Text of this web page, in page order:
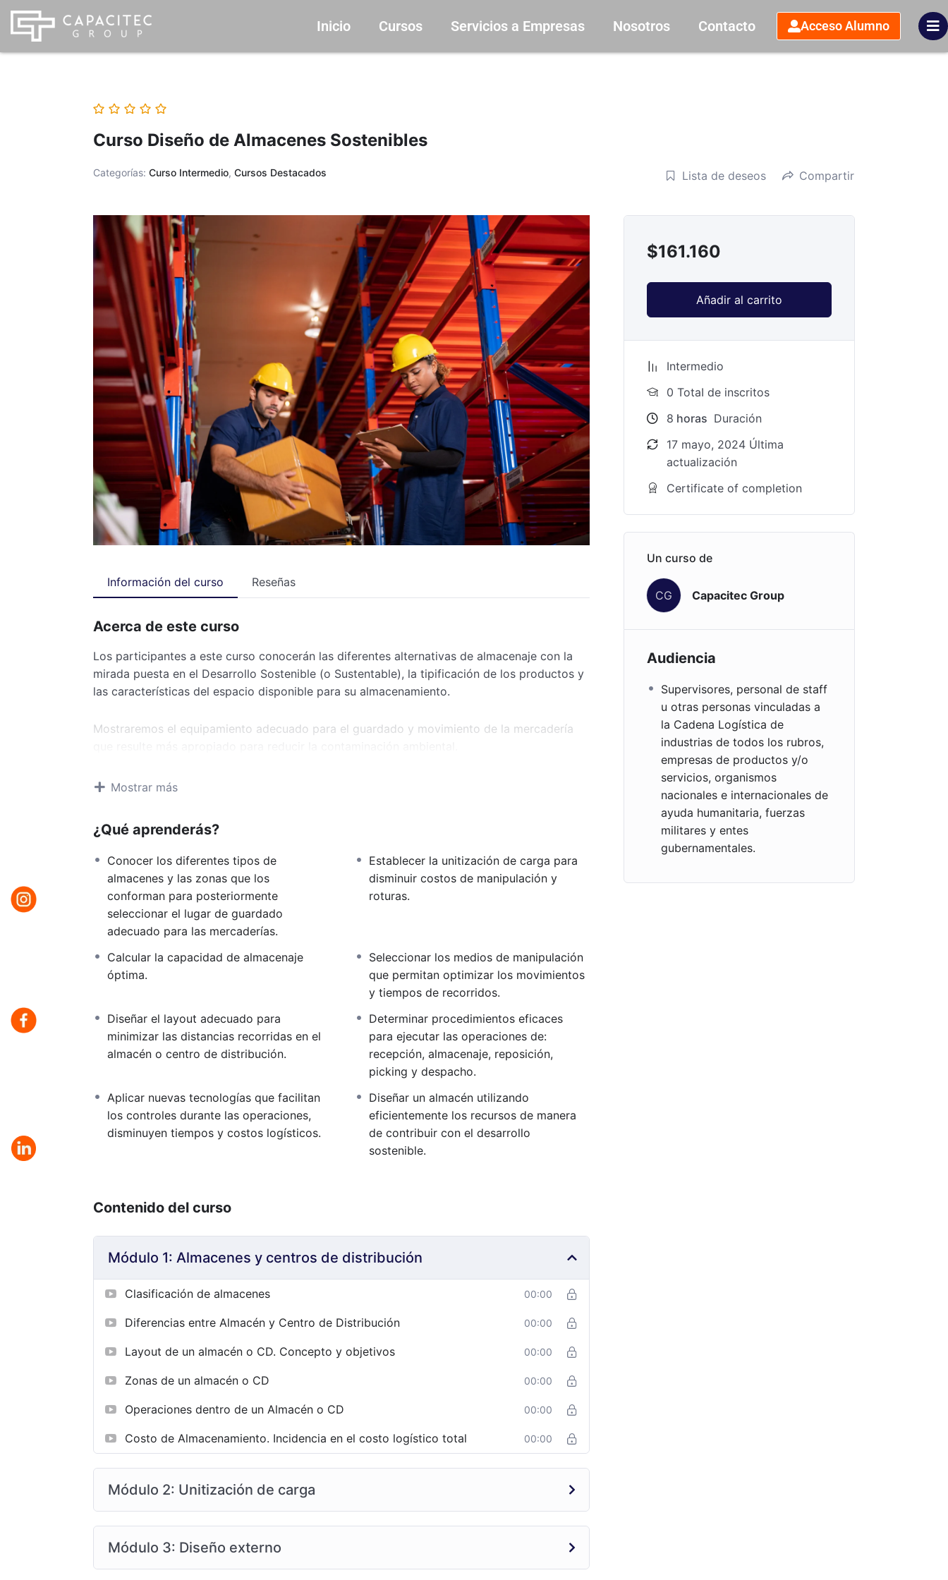
contenido
Inicio Cursos Servicios a Empresas Nosotros Contacto Acceso Alumno
Curso Diseño de Almacenes Sostenibles
Categorías: Curso Intermedio, Cursos Destacados Lista de deseos Compartir
Información del curso Reseñas
Acerca de este curso
Los participantes a este curso conocerán las diferentes alternativas de almacenaje con la
mirada puesta en el Desarrollo Sostenible (o Sustentable), la tipificación de los productos y
las características del espacio disponible para su almacenamiento.
Mostraremos el equipamiento adecuado para el guardado y movimiento de la mercadería
Enseñaremos el cálculo de las dimensiones del almacén o centro de distribución, el diseño
recursos, reducir los tiempos operativos y minimizar costos.
Expondremos los conceptos de Logística Inversa, Logística Ajustada (Lean Logistic) y
Economía Circular como herramientas de gestión de Almacén Sustentable (o Sostenible).
Curso dictado por: Ing. VERÓNICA VEGA
resultados de todos nuestros cursos.
Mostrar más
¿Qué aprenderás?
Conocer los diferentes tipos de
almacenes y las zonas que los
conforman para posteriormente
seleccionar el lugar de guardado
adecuado para las mercaderías.
Establecer la unitización de carga para
disminuir costos de manipulación y
roturas.
Calcular la capacidad de almacenaje
óptima.
Seleccionar los medios de manipulación
que permitan optimizar los movimientos
y tiempos de recorridos.
Diseñar el layout adecuado para
minimizar las distancias recorridas en el
almacén o centro de distribución.
Determinar procedimientos eficaces
para ejecutar las operaciones de:
recepción, almacenaje, reposición,
picking y despacho.
Aplicar nuevas tecnologías que facilitan
los controles durante las operaciones,
disminuyen tiempos y costos logísticos.
Diseñar un almacén utilizando
eficientemente los recursos de manera
de contribuir con el desarrollo
sostenible.
Contenido del curso
Módulo 1: Almacenes y centros de distribución
Clasificación de almacenes 00:00
Diferencias entre Almacén y Centro de Distribución 00:00
Layout de un almacén o CD. Concepto y objetivos 00:00
Zonas de un almacén o CD 00:00
Operaciones dentro de un Almacén o CD 00:00
Costo de Almacenamiento. Incidencia en el costo logístico total 00:00
Módulo 2: Unitización de carga
Módulo 3: Diseño externo
$161.160
Añadir al carrito
Intermedio
0 TotaI de inscritos
8 horas Duración
17 mayo, 2024 Última
actualización
Certificate of completion
Un curso de
CG Capacitec Group
Audiencia
Supervisores, personal de staff
u otras personas vinculadas a
la Cadena Logística de
industrias de todos los rubros,
empresas de productos y/o
servicios, organismos
nacionales e internacionales de
ayuda humanitaria, fuerzas
militares y entes
gubernamentales.